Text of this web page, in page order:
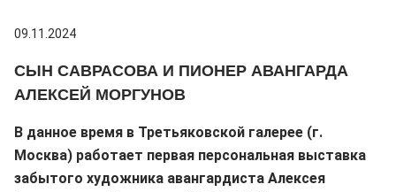
09.11.2024
СЫН САВРАСОВА И ПИОНЕР АВАНГАРДА
АЛЕКСЕЙ МОРГУНОВ
В данное время в Третьяковской галерее (г.
Москва) работает первая персональная выставка
забытого художника авангардиста Алексея